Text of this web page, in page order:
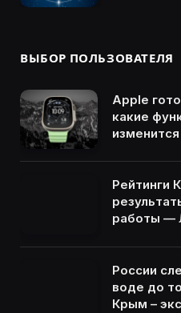
ВЫБОР ПОЛЬЗОВАТЕЛЯ
Apple
какие
Рейтинги
работы —
России
воде до
Крым –